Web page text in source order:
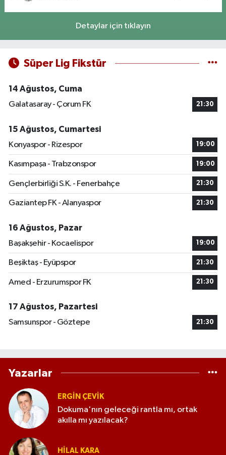
Detaylar için tıklayın
Süper Lig Fikstür
14 Ağustos, Cuma
Galatasaray - Çorum FK
21:30
15 Ağustos, Cumartesi
Konyaspor - Rizespor
19:00
Kasımpaşa - Trabzonspor 19:00
Gençlerbirliği S.K. - Fenerbahçe 21:30
Gaziantep FK - Alanyaspor 21:30
16 Ağustos, Pazar
Başakşehir - Kocaelispor
19:00
Beşiktaş - Eyüpspor 21:30
Amed - Erzurumspor FK 21:30
17 Ağustos, Pazartesi
Samsunspor - Göztepe
21:30
Yazarlar
ERGIN ÇEVİK
Dokuma'nın geleceği rantla mı, ortak
akılla mı yazılacak?
HILAL KARA